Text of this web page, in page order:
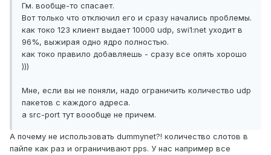
Гм. вообще-то спасает.
Вот только что отключил его и сразу начались проблемы.
как токо 123 клиент выдает 10000 udp, swi1:net уходит в
96%, выжирая одно ядро полностью.
как токо правило добавляешь - сразу все опять хорошо
)))
Мне, если вы не поняли, надо ограничить количество udp
пакетов с каждого адреса.
а src-port тут воообще не причем.
А почему не использовать dummynet?! количество слотов в
пайпе как раз и ограничивают pps. У нас например все